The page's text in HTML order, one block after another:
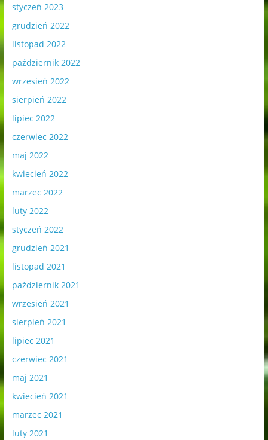
styczeń 2023
grudzień 2022
listopad 2022
październik 2022
wrzesień 2022
sierpień 2022
lipiec 2022
czerwiec 2022
maj 2022
kwiecień 2022
marzec 2022
luty 2022
styczeń 2022
grudzień 2021
listopad 2021
październik 2021
wrzesień 2021
sierpień 2021
lipiec 2021
czerwiec 2021
maj 2021
kwiecień 2021
marzec 2021
luty 2021